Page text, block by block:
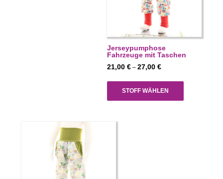
Jerseypumphose
Fahrzeuge mit Taschen
21,00€ –27,00€Preisspanne:
bis
27,00 €
STOFF WÄHLEN